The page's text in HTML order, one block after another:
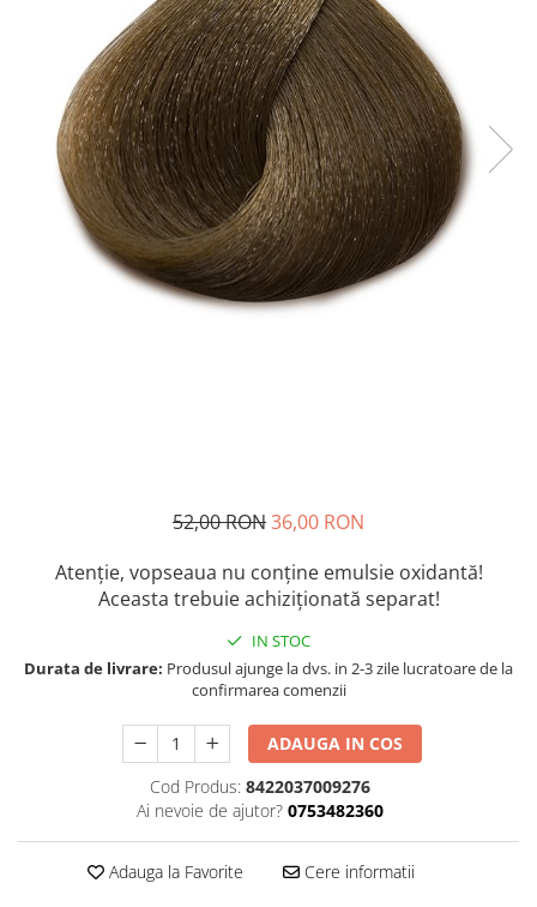
52,00 RON36,00 RON
Atenție, vopseaua nu conține emulsie oxidantă!
Aceasta trebuie achiziționată separat!
IN STOC
Durata de livrare: Produsul ajunge la dvs. in 2-3 zile lucratoare de la
confirmarea comenzii
ADAUGA IN COS
Cod Produs: 8422037009276
Ai nevoie de ajutor? 0753482360
Adauga la Favorite Cere informatii